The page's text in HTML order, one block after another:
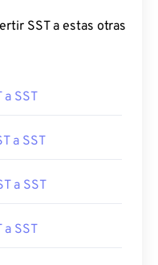
SST a estas otras
a SST
a SST
a SST
a SST